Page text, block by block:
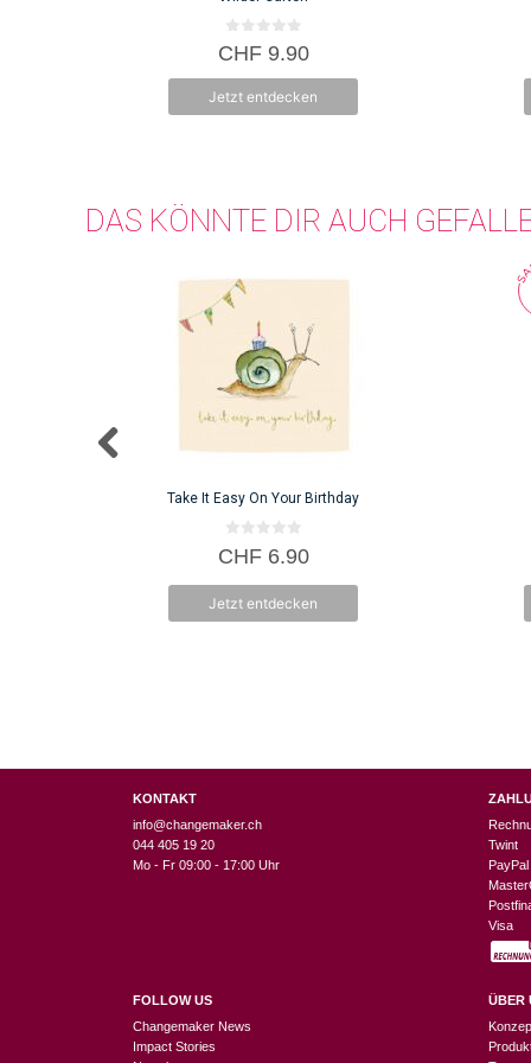
0
v
5
CHF9.90
Jetzt entdecken
DAS KÖNNTE DIR AUCH
Take It Easy On Your Birthday
0
v
5
CHF6.90
Jetzt entdecken
KONTAKT
info@changemaker.ch
044 405 19 20
Mo - Fr 09:00 - 17:00 Uhr
FOLLOW US
Changemaker News
Impact Stories
Twint
PayPal
Visa
ÜBER